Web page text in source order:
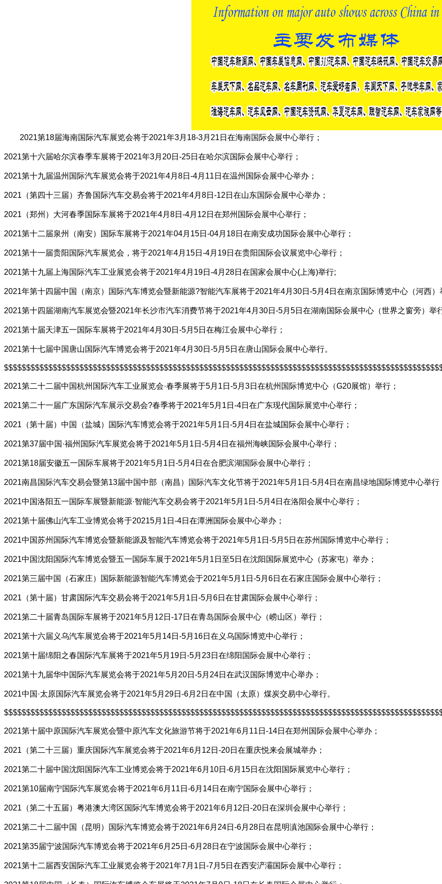
2021第18届海南国际汽车展览会将于2021年3月18-3月21日在海南国际会展中心举行；
2021第十六届哈尔滨春季车展将于2021年3月20日-25日在哈尔滨国际会展中心举行；
2021第十九届温州国际汽车展览会将于2021年4月8日-4月11日在温州国际会展中心举办；
2021（第四十三届）齐鲁国际汽车交易会将于2021年4月8日-12日在山东国际会展中心举办；
2021（郑州）大河春季国际车展将于2021年4月8日-4月12日在郑州国际会展中心举行；
2021第十二届泉州（南安）国际车展将于2021年04月15日-04月18日在南安成功国际会展中心举行；
2021第十一届贵阳国际汽车展览会，将于2021年4月15日-4月19日在贵阳国际会议展览中心举行；
2021第十九届上海国际汽车工业展览会将于2021年4月19日-4月28日在国家会展中心(上海)举行;
2021年第十四届中国（南京）国际汽车博览会暨新能源?智能汽车展将于2021年4月30日-5月4日在南京国际博览中心（河西）
2021第十四届湖南汽车展览会暨2021年长沙市汽车消费节将于2021年4月30日-5月5日在湖南国际会展中心（世界之窗旁）举
2021第十届天津五一国际车展将于2021年4月30日-5月5日在梅江会展中心举行；
2021第十七届中国唐山国际汽车博览会将于2021年4月30日-5月5日在唐山国际会展中心举行。
2021第二十二届中国杭州国际汽车工业展览会·春季展将于5月1日-5月3日在杭州国际博览中心（G20展馆）举行；
2021第二十一届广东国际汽车展示交易会?春季将于2021年5月1日-4日在广东现代国际展览中心举行；
2021（第十届）中国（盐城）国际汽车博览会将于2021年5月1日-5月4日在盐城国际会展中心举行；
2021第37届中国·福州国际汽车展览会将于2021年5月1日-5月4日在福州海峡国际会展中心举行；
2021第18届安徽五一国际车展将于2021年5月1日-5月4日在合肥滨湖国际会展中心举行；
2021南昌国际汽车交易会暨第13届中国中部（南昌）国际汽车文化节将于2021年5月1日-5月4日在南昌绿地国际博览中心举行
2021中国洛阳五一国际车展暨新能源·智能汽车交易会将于2021年5月1日-5月4日在洛阳会展中心举行；
2021第十届佛山汽车工业博览会将于20215月1日-4日在潭洲国际会展中心举办；
2021中国苏州国际汽车博览会暨新能源及智能汽车博览会将于2021年5月1日-5月5日在苏州国际博览中心举行；
2021中国沈阳国际汽车博览会暨五一国际车展于2021年5月1日至5日在沈阳国际展览中心（苏家屯）举办；
2021第三届中国（石家庄）国际新能源智能汽车博览会于2021年5月1日-5月6日在石家庄国际会展中心举行；
2021（第十届）甘肃国际汽车交易会将于2021年5月1日-5月6日在甘肃国际会展中心举行；
2021第二十届青岛国际车展将于2021年5月12日-17日在青岛国际会展中心（崂山区）举行；
2021第十六届义乌汽车展览会将于2021年5月14日-5月16日在义乌国际博览中心举行；
2021第十届绵阳之春国际汽车展将于2021年5月19日-5月23日在绵阳国际会展中心举行；
2021第十九届华中国际汽车展览会将于2021年5月20日-5月24日在武汉国际博览中心举办；
2021中国·太原国际汽车展览会将于2021年5月29日-6月2日在中国（太原）煤炭交易中心举行。
2021第十届中原国际汽车展览会暨中原汽车文化旅游节将于2021年6月11日-14日在郑州国际会展中心举办；
2021（第二十三届）重庆国际汽车展览会将于2021年6月12日-20日在重庆悦来会展城举办；
2021第二十届中国沈阳国际汽车工业博览会将于2021年6月10日-6月15日在沈阳国际展览中心举行；
2021第10届南宁国际汽车展览会将于2021年6月11日-6月14日在南宁国际会展中心举行；
2021（第二十五届）粤港澳大湾区国际汽车博览会将于2021年6月12日-20日在深圳会展中心举行；
2021第二十二届中国（昆明）国际汽车博览会将于2021年6月24日-6月28日在昆明滇池国际会展中心举行；
2021第35届宁波国际汽车博览会将于2021年6月25日-6月28日在宁波国际会展中心举行；
2021第十二届西安国际汽车工业展览会将于2021年7月1日-7月5日在西安浐灞国际会展中心举行；